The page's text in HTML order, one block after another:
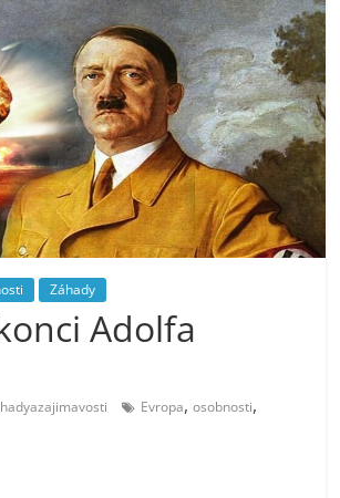
Záhady
Adolfa
Evropa,osobnosti,